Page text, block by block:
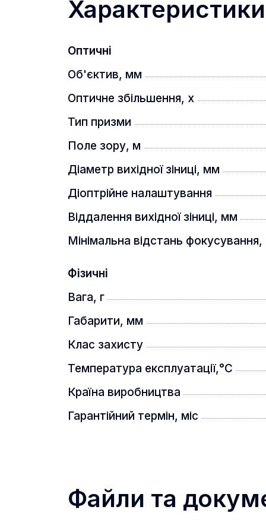
Нашийний ремінець
Характеристики
Оптичні
Об'єктив, мм
Оптичне збільшення, x
Тип призми
Поле зору, м
Діаметр вихідної зіниці, мм
Діоптрійне налаштування
Віддалення вихідної зіниці, мм
Мінімальна відстань фокусування,
Фізичні
Вага, г
Габарити, мм
Клас захисту
Температура експлуатації,°C
Країна виробництва
Гарантійний термін, міс
Файли та